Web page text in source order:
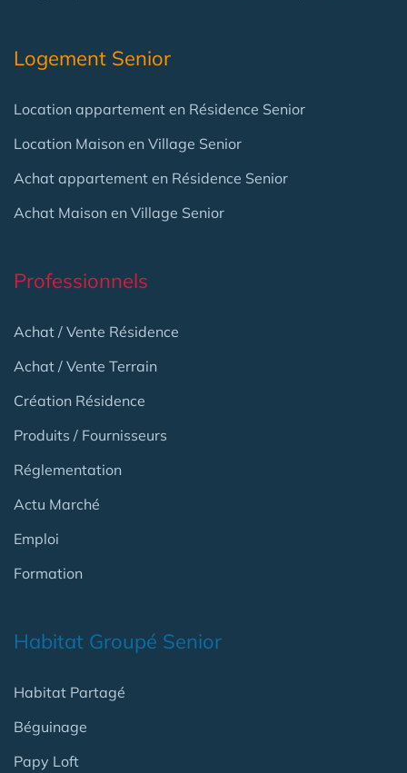
Logement Senior
Location appartement en Résidence Senior
Location Maison en Village Senior
Achat appartement en Résidence Senior
Achat Maison en Village Senior
Professionnels
Achat / Vente Résidence
Achat / Vente Terrain
Création Résidence
Produits / Fournisseurs
Réglementation
Actu Marché
Emploi
Formation
Habitat Groupé Senior
Habitat Partagé
Béguinage
Papy Loft